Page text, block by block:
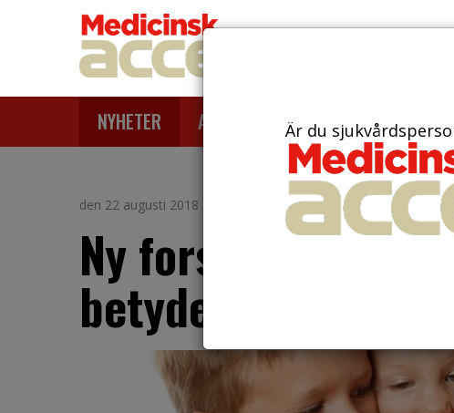
NYHETER ARTIKLAR AKTUELLT
den 22 augusti 2018
Ny forskning
betydelse för barns
Är du